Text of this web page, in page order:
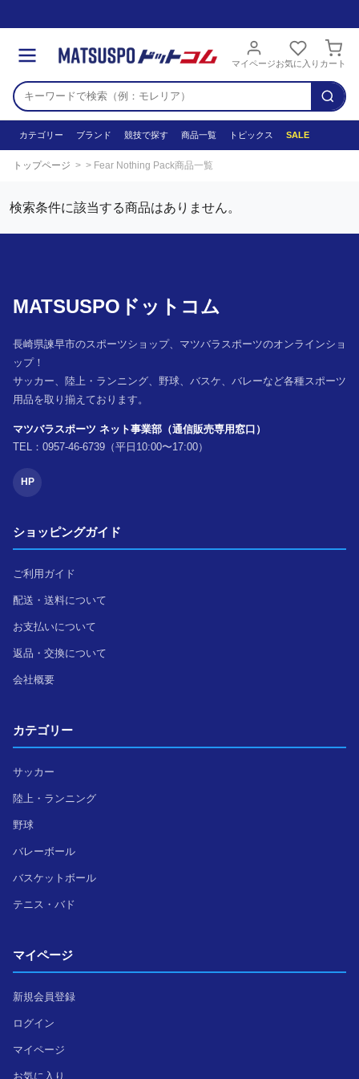
マイページお気に入り カート
カテゴリー ブランド 競技で探す 商品一覧 トピックス SALE
トップページ Fear Nothing Pack商品一覧
検索条件に該当する商品はありません。
MATSUSPOドットコム
長崎県諫早市のスポーツショップ、マツバラスポーツのオンラインショ
ップ！
サッカー、陸上・ランニング、野球、バスケ、バレーなど各種スポーツ
用品を取り揃えております。
マツバラスポーツ ネット事業部（通信販売専用窓口）
TEL：0957-46-6739（平日10:00〜17:00）
HP
ショッピングガイド
ご利用ガイド
配送・送料について
お支払いについて
返品・交換について
会社概要
カテゴリー
サッカー
陸上・ランニング
野球
バレーボール
バスケットボール
テニス・バド
マイページ
新規会員登録
ログイン
マイページ
お気に入り